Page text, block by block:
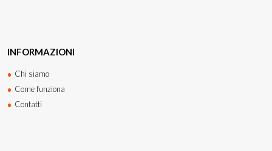
INFORMAZIONI
Chi siamo
Come funziona
Contatti